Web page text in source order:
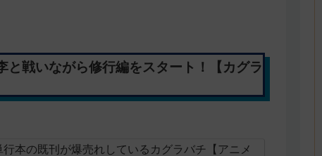
戦いながら修行編をスタート！【カグラ
本の既刊が爆売れしているカグラバチ【アニメ